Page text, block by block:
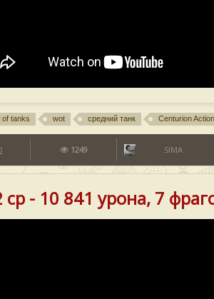
of tanks wot средний танк Centurion
1249 SIMA
ср - 10 841 урона, 7